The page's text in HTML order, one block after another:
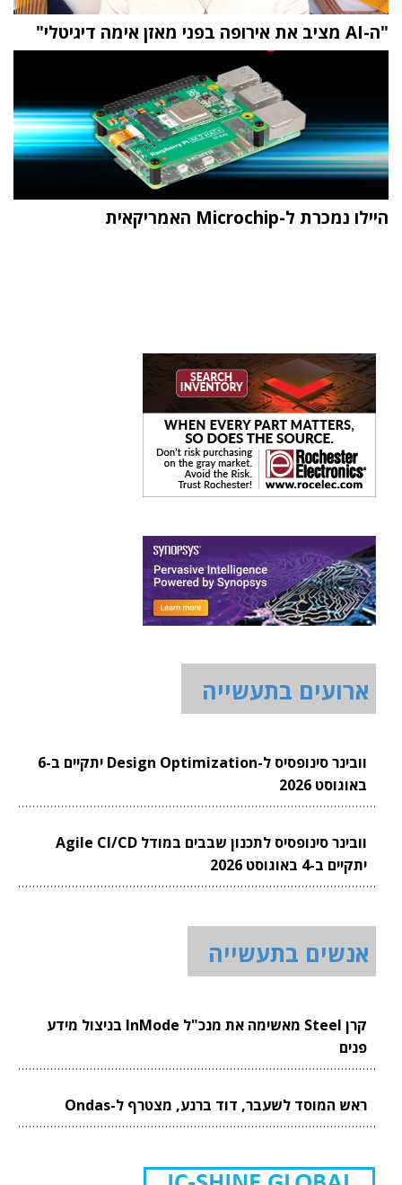
"ה-AI מציב את אירופה בפני מאזן אימה דיגיטלי"
היילו נמכרת ל-Microchip האמריקאית
ארועים בתעשייה
וובינר סינופסיס ל-Design Optimization יתקיים ב-6
באוגוסט 2026
וובינר סינופסיס לתכנון שבבים במודל Agile CI/CD
יתקיים ב-4 באוגוסט 2026
אנשים בתעשייה
קרן Steel מאשימה את מנכ"ל InMode בניצול מידע
פנים
ראש המוסד לשעבר, דוד ברנע, מצטרף ל-Ondas